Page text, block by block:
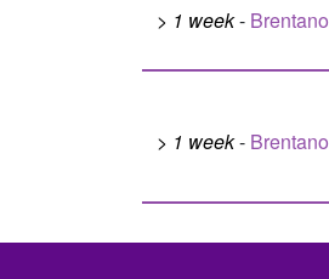
> 1 week- Brentano
> 1 week- Brentano